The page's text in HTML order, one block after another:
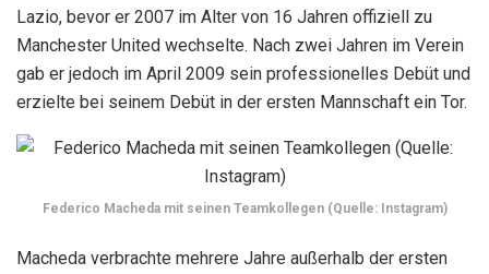
Lazio, bevor er 2007 im Alter von 16 Jahren offiziell zu
Manchester United wechselte. Nach zwei Jahren im Verein
gab er jedoch im April 2009 sein professionelles Debüt und
erzielte bei seinem Debüt in der ersten Mannschaft ein Tor.
Federico Macheda mit seinen Teamkollegen (Quelle: Instagram)
Macheda verbrachte mehrere Jahre außerhalb der ersten